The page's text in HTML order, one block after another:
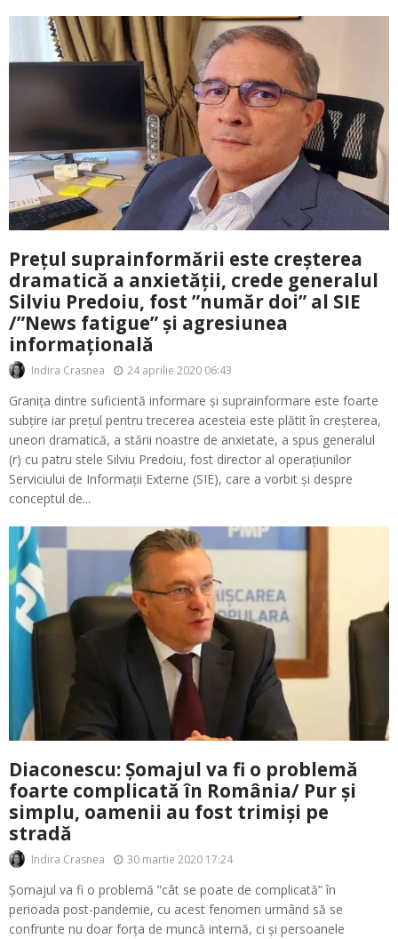
Prețul suprainformării este creșterea
dramatică a anxietății, crede generalul
Silviu Predoiu, fost ”număr doi” al SIE
/”News fatigue” și agresiunea
informațională
Indira Crasnea 24 aprilie 2020 06:43
Granița dintre suficientă informare și suprainformare este foarte
subțire iar prețul pentru trecerea acesteia este plătit în creșterea,
uneori dramatică, a stării noastre de anxietate, a spus generalul
(r) cu patru stele Silviu Predoiu, fost director al operațiunilor
Serviciului de Informații Externe (SIE), care a vorbit și despre
conceptul de...
Diaconescu: Șomajul va fi o problemă
foarte complicată în România/ Pur și
simplu, oamenii au fost trimiși pe
stradă
Indira Crasnea 30 martie 2020 17:24
Șomajul va fi o problemă ”cât se poate de complicată” în
perioada post-pandemie, cu acest fenomen urmând să se
confrunte nu doar forța de muncă internă, ci și persoanele